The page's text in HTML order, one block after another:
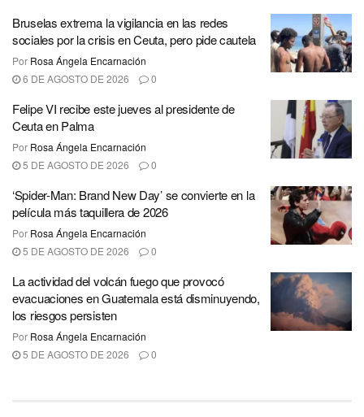
Bruselas extrema la vigilancia en las redes
sociales por la crisis en Ceuta, pero pide cautela
Por Rosa Ángela Encarnación
6 DE AGOSTO DE 2026
0
Felipe VI recibe este jueves al presidente de
Ceuta en Palma
Por Rosa Ángela Encarnación
5 DE AGOSTO DE 2026
0
‘Spider-Man: Brand New Day’ se convierte en la
película más taquillera de 2026
Por Rosa Ángela Encarnación
5 DE AGOSTO DE 2026
0
La actividad del volcán fuego que provocó
evacuaciones en Guatemala está disminuyendo,
los riesgos persisten
Por Rosa Ángela Encarnación
5 DE AGOSTO DE 2026
0